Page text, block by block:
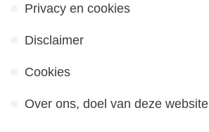
Privacy en cookies
Disclaimer
Cookies
Over ons, doel van deze website